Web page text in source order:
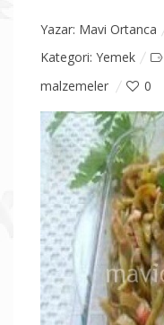
Yazar: Mavi Ortanca
Kategori: Yemek
malzemeler 0